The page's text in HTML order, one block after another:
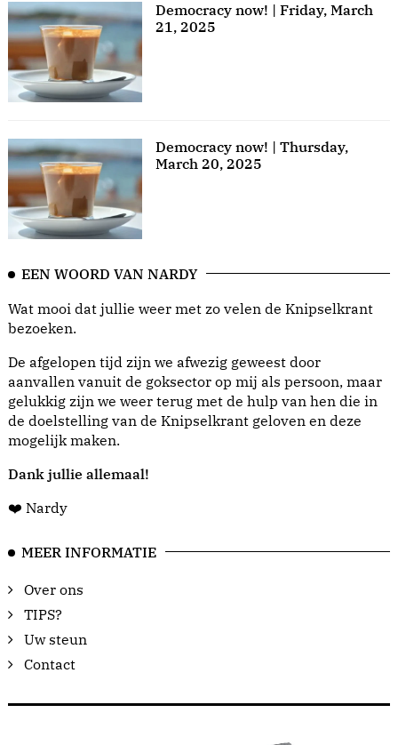
Democracy now! | Friday, March
21, 2025
Democracy now! | Thursday,
March 20, 2025
EEN WOORD VAN NARDY
Wat mooi dat jullie weer met zo velen de Knipselkrant
bezoeken.
De afgelopen tijd zijn we afwezig geweest door
aanvallen vanuit de goksector op mij als persoon, maar
gelukkig zijn we weer terug met de hulp van hen die in
de doelstelling van de Knipselkrant geloven en deze
mogelijk maken.
Dank jullie allemaal!
❤️ Nardy
MEER INFORMATIE
Over ons
TIPS?
Uw steun
Contact